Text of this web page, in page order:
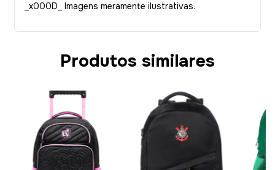
_x000D_ Imagens meramente ilustrativas.
Produtos similares